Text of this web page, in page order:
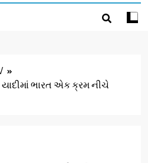
ભારત એક ક્રમ નીચે